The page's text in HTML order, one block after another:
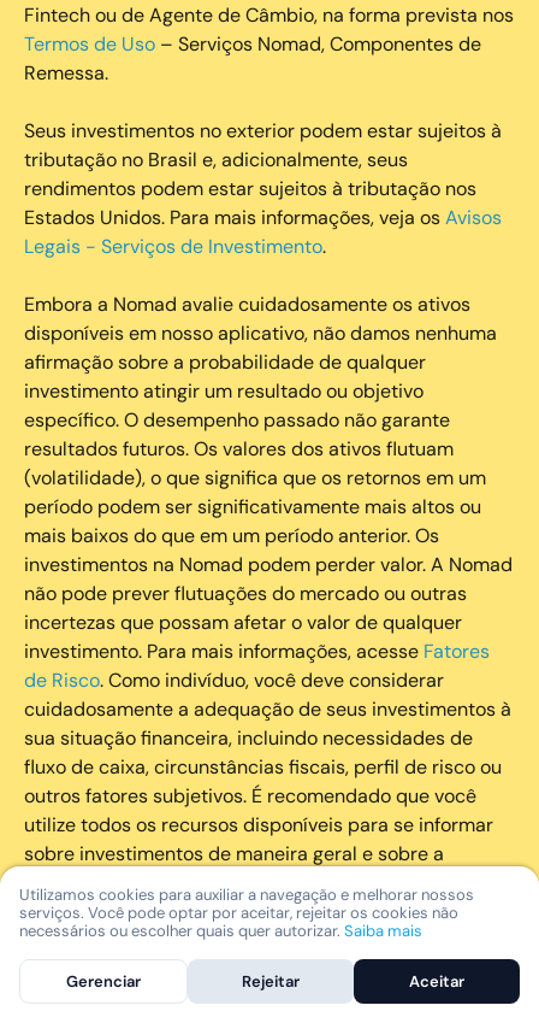
Fintech ou de Agente de Câmbio, na forma prevista nos
Termos de Uso – Serviços Nomad, Componentes de
Remessa.
Seus investimentos no exterior podem estar sujeitos à
tributação no Brasil e, adicionalmente, seus
rendimentos podem estar sujeitos à tributação nos
Estados Unidos. Para mais informações, veja osAvisos
Legais - Serviços de Investimento.
Embora a Nomad avalie cuidadosamente os ativos
disponíveis em nosso aplicativo, não damos nenhuma
afirmação sobre a probabilidade de qualquer
investimento atingir um resultado ou objetivo
específico. O desempenho passado não garante
resultados futuros. Os valores dos ativos flutuam
(volatilidade), o que significa que os retornos em um
período podem ser significativamente mais altos ou
mais baixos do que em um período anterior. Os
investimentos na Nomad podem perder valor. A Nomad
não pode prever flutuações do mercado ou outras
incertezas que possam afetar o valor de qualquer
investimento. Para mais informações, acesse Fatores
de Risco. Como indivíduo, você deve considerar
cuidadosamente a adequação de seus investimentos à
sua situação financeira, incluindo necessidades de
fluxo de caixa, circunstâncias fiscais, perfil de risco ou
outros fatores subjetivos. É recomendado que você
utilize todos os recursos disponíveis para se informar
sobre investimentos de maneira geral e sobre a
composição geral de seu portfólio. Questões fiscais ou
legais relativas aos investimentos realizados através da
Nomad devem ser obtidas pelos próprios clientes. A
Nomad e suas afiliadas não fornecem nenhum tipo de
aconselhamento legal ou fiscal.
Utilizamos cookies para auxiliar a navegação e melhorar nossos
serviços. Você pode optar por aceitar, rejeitar os cookies não
necessários ou escolher quais quer autorizar. Saiba mais
Gerenciar Rejeitar Aceitar